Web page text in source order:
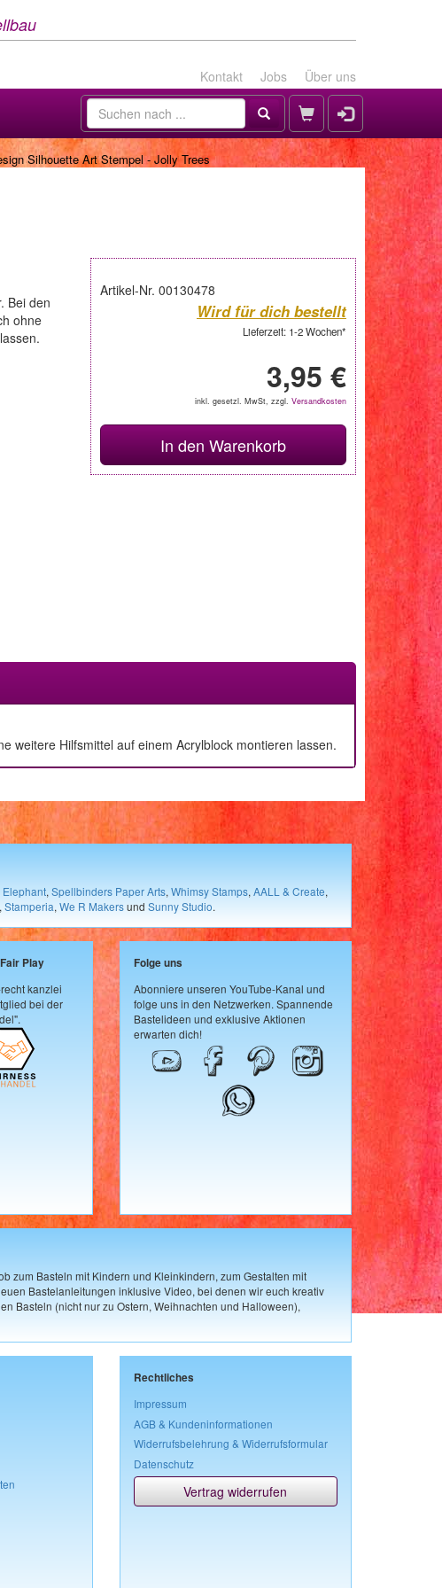
Kontakt Jobs Über uns
Silhouette Art Stempel - Jolly Trees
Artikel-Nr. 00130478
Wird für dich bestellt
Lieferzeit: 1-2 Wochen*
3,95 €
inkl. gesetzl. MwSt, zzgl. Versandkosten
In den Warenkorb
Bei den
ohne
weitere Hilfsmittel auf einem Acrylblock montieren lassen.
Elephant, Spellbinders Paper Arts, Whimsy Stamps, AALL & Create,
, Stamperia, We R Makersund Sunny Studio.
Play
kanzlei
bei der
Folge uns
Abonniere unseren YouTube-Kanal und
folge uns in den Netzwerken. Spannende
Bastelideen und exklusive Aktionen
erwarten dich!
zum Basteln mit Kindern und Kleinkindern, zum Gestalten mit
Bastelanleitungen inklusive Video, bei denen wir euch kreativ
Basteln (nicht nur zu Ostern, Weihnachten und Halloween),
Rechtliches
Impressum
AGB & Kundeninformationen
Widerrufsbelehrung & Widerrufsformular
Datenschutz
Vertrag widerrufen